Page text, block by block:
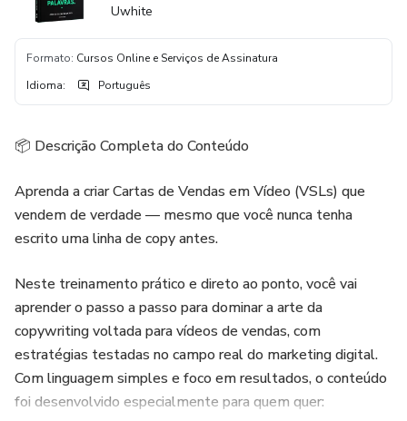
Uwhite
Formato: Cursos Online e Serviços de Assinatura
Idioma: Português
📦 Descrição Completa do Conteúdo
Aprenda a criar Cartas de Vendas em Vídeo (VSLs) que
vendem de verdade — mesmo que você nunca tenha
escrito uma linha de copy antes.
Neste treinamento prático e direto ao ponto, você vai
aprender o passo a passo para dominar a arte da
copywriting voltada para vídeos de vendas, com
estratégias testadas no campo real do marketing digital.
Com linguagem simples e foco em resultados, o conteúdo
foi desenvolvido especialmente para quem quer: